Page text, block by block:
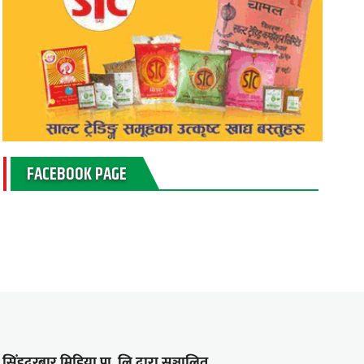
FACEBOOK PAGE